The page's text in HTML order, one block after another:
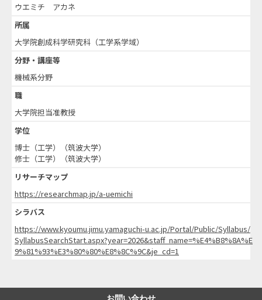
ウエミチ アカネ
所属
大学院創成科学研究科（工学系学域）
分野・講座等
機械系分野
職
大学院担当准教授
学位
博士（工学）（筑波大学）
修士（工学）（筑波大学）
リサーチマップ
https://researchmap.jp/a-uemichi
シラバス
https://www.kyoumu.jimu.yamaguchi-u.ac.jp/Portal/Public/Syllabus/
SyllabusSearchStart.aspx?year=2026&staff_name=%E4%B8%8A%E
9%81%93%E3%80%80%E8%8C%9C&je_cd=1